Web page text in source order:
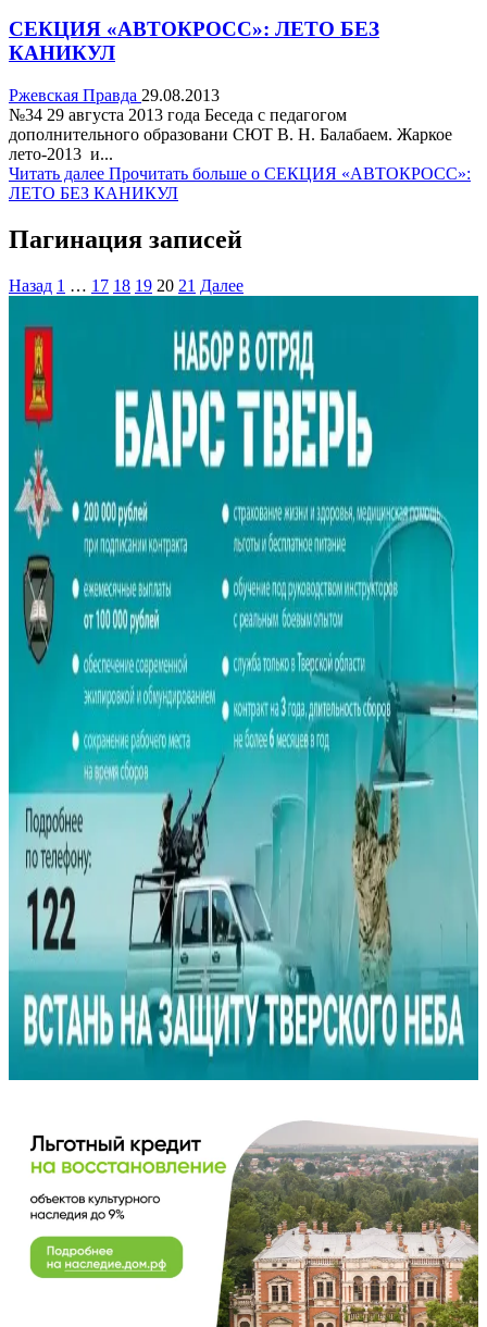
СЕКЦИЯ «АВТОКРОСС»: ЛЕТО БЕЗ
КАНИКУЛ
Ржевская Правда 29.08.2013
№34 29 августа 2013 года Беседа с педагогом
дополнительного образовани СЮТ В. Н. Балабаем. Жаркое
лето-2013 и...
Читать далее Прочитать больше о СЕКЦИЯ «АВТОКРОСС»:
ЛЕТО БЕЗ КАНИКУЛ
Пагинация записей
Назад 1 … 17 18 19 20 21 Далее